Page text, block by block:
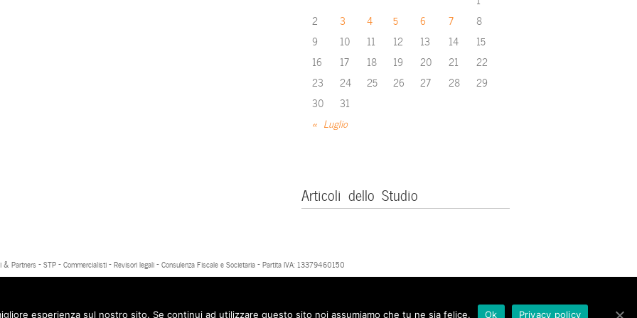
« Luglio
2
3 4 5 6 7
8
9
10 11 12 13 14
15
16
17 18 19 20 21
22
23
24 25 26 27 28
29
30
31
Articoli dello Studio
& Partners - STP - Commercialisti - Revisori legali - Consulenza Fiscale e Societaria - Partita IVA: 13379460150
esperienza sul nostro sito. Se continui ad utilizzare questo sito noi assumiamo che tu ne sia felice. Ok Privacy policy